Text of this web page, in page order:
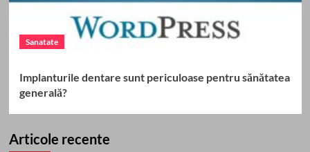
Sanatate
Implanturile dentare sunt periculoase pentru sănătatea
generală?
Articole recente